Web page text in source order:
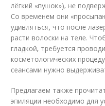
лёгкий «пушок»), не
Со временем они
удивляться, что после
расти волоски на теле.
гладкой, требуется
косметологических
сеансами нужно
Предлагаем также
эпиляции необходимо для